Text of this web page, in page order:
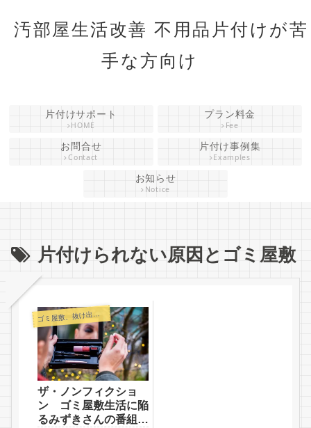
汚部屋生活改善 不用品片付けが苦
手な方向け
片付けサポート
HOME
プラン料金
Fee
お問合せ
Contact
片付け事例集
Examples
お知らせ
Notice
片付けられない原因とゴミ屋敷
ゴ
ミ屋敷、抜け出したい
ザ・ノンフィクショ
ン ゴミ屋敷生活に陥
るみずきさんの番組視